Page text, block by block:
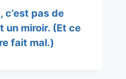
c’est pas de
un miroir. (Et ce
fait mal.)